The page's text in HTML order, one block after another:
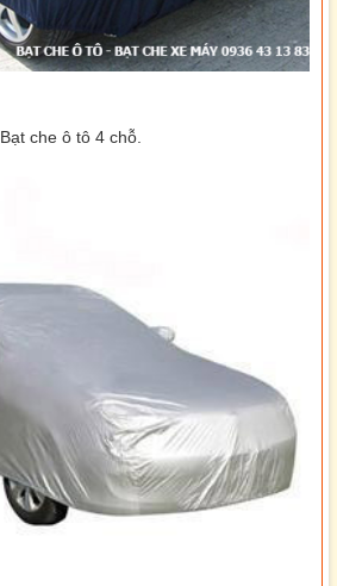
Bạt che ô tô 4 chỗ.